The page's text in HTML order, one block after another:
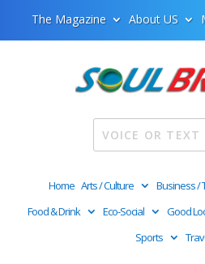
The Magazine About US
Home Arts / Culture Business /
Food & Drink
Eco-Social Good
Sports